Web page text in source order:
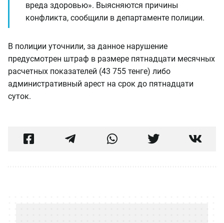
вреда здоровью». Выясняются причины
конфликта, сообщили в департаменте полиции.
В полиции уточнили, за данное нарушение
предусмотрен штраф в размере пятнадцати месячных
расчетных показателей (43 755 тенге) либо
административный арест на срок до пятнадцати
суток.